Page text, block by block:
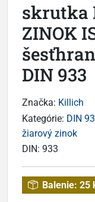
skrutka
ZINOK
DIN 933
Značka: Killich
Kategórie: DIN
žiarový zinok
DIN: 933
Balenie: 25